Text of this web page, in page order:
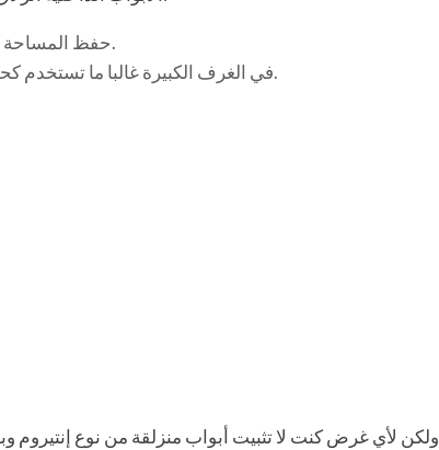
حفظ المساحة السكنية في المنازل الصغيرة أو الشقق.
في الغرف الكبيرة غالبا ما تستخدم كحل داخلي الأصلي ومجهزة بديكور خاص.
ولكن لأي غرض كنت لا تثبيت أبواب منزلقة من نوع إنتيروم